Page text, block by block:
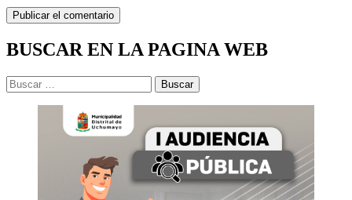
BUSCAR EN LA PAGINA WEB
Buscar: